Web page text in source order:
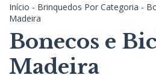
Início - Brinquedos Por Categoria -
Madeira
Bonecos e
Madeira